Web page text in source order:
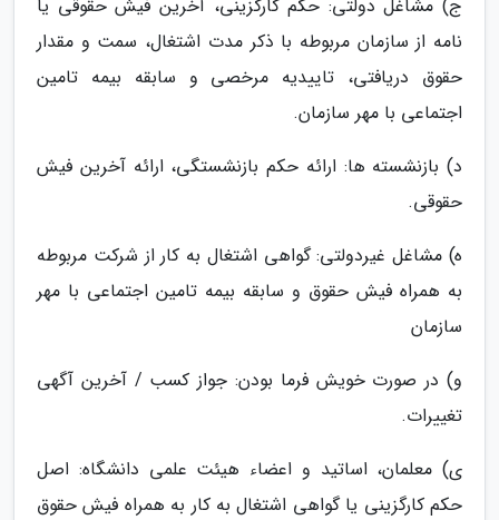
ج) مشاغل دولتی: حکم کارگزینی، آخرین فیش حقوقی یا
نامه از سازمان مربوطه با ذکر مدت اشتغال، سمت و مقدار
حقوق دریافتی، تاییدیه مرخصی و سابقه بیمه تامین
اجتماعی با مهر سازمان.
د) بازنشسته ها: ارائه حکم بازنشستگی، ارائه آخرین فیش
حقوقی.
ه) مشاغل غیردولتی: گواهی اشتغال به کار از شرکت مربوطه
به همراه فیش حقوق و سابقه بیمه تامین اجتماعی با مهر
سازمان
و) در صورت خویش فرما بودن: جواز کسب / آخرین آگهی
تغییرات.
ی) معلمان، اساتید و اعضاء هیئت علمی دانشگاه: اصل
حکم کارگزینی یا گواهی اشتغال به کار به همراه فیش حقوق